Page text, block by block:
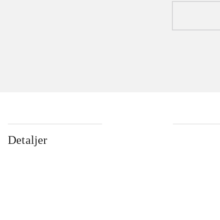
Detaljer